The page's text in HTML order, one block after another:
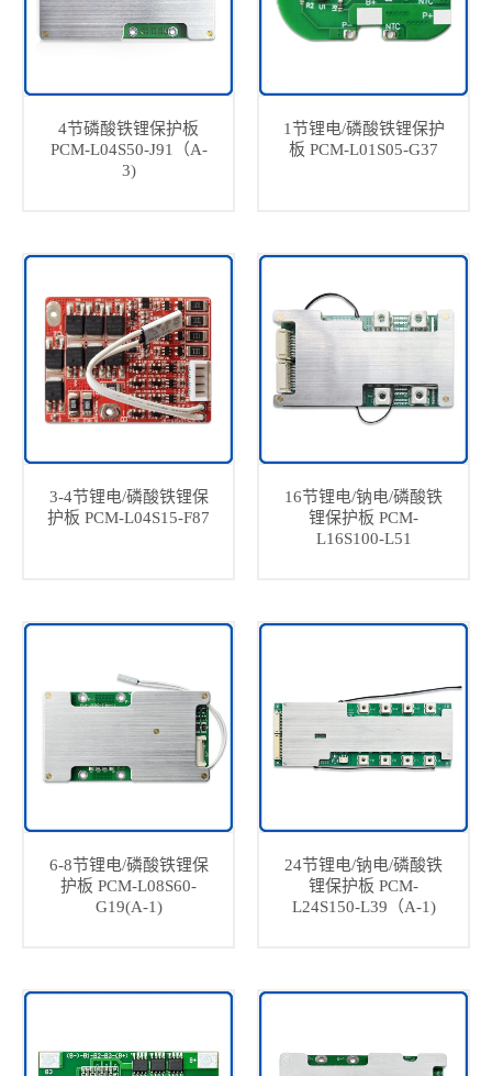
4节磷酸铁锂保护板
PCM-L04S50-J91（A-
3)
1节锂电/磷酸铁锂保护
板 PCM-L01S05-G37
3-4节锂电/磷酸铁锂保
护板 PCM-L04S15-F87
16节锂电/钠电/磷酸铁
锂保护板 PCM-
L16S100-L51
6-8节锂电/磷酸铁锂保
护板 PCM-L08S60-
G19(A-1)
24节锂电/钠电/磷酸铁
锂保护板 PCM-
L24S150-L39（A-1)